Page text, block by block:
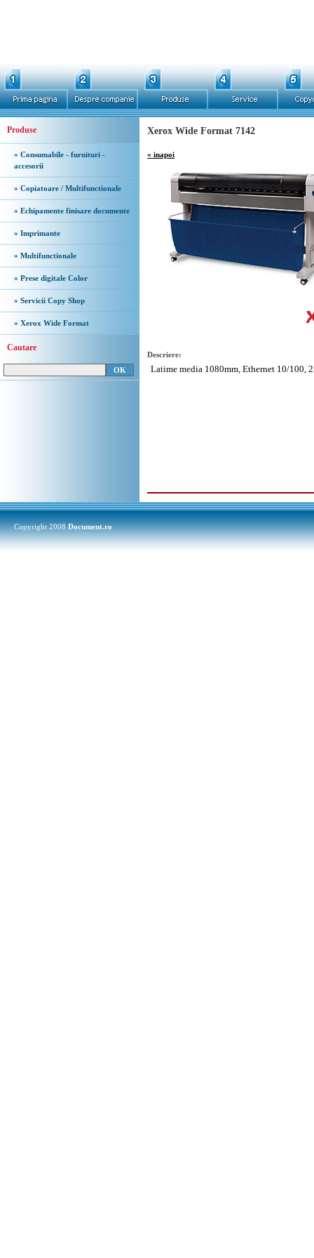
Produse
» Consumabile - furnituri -
accesorii
» Copiatoare / Multifunctionale
» Echipamente finisare documente
» Imprimante
» Multifunctionale
» Prese digitale Color
» Servicii Copy Shop
» Xerox Wide Format
Cautare
Xerox Wide Format 7142
« inapoi
Descriere:
Latime media 1080mm, Ethernet 10/100,
Copyright 2008Document.ro